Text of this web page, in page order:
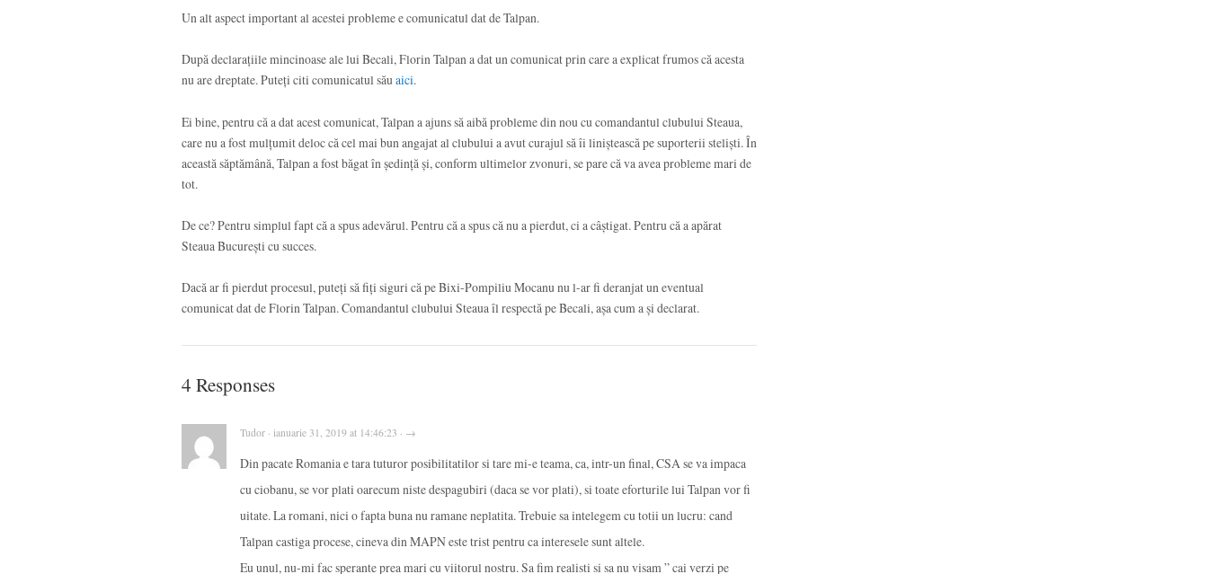
Un alt aspect important al acestei probleme e comunicatul dat de Talpan.
După declarațiile mincinoase ale lui Becali, Florin Talpan a dat un comunicat prin care a explicat frumos că acesta
nu are dreptate. Puteți citi comunicatul săuaici.
Ei bine, pentru că a dat acest comunicat, Talpan a ajuns să aibă probleme din nou cu comandantul clubului Steaua,
care nu a fost mulțumit deloc că cel mai bun angajat al clubului a avut curajul să îi liniștească pe suporterii steliști. În
această săptămână, Talpan a fost băgat în ședință și, conform ultimelor zvonuri, se pare că va avea probleme mari de
tot.
De ce? Pentru simplul fapt că a spus adevărul. Pentru că a spus că nu a pierdut, ci a câștigat. Pentru că a apărat
Steaua București cu succes.
Dacă ar fi pierdut procesul, puteți să fiți siguri că pe Bixi-Pompiliu Mocanu nu l-ar fi deranjat un eventual
comunicat dat de Florin Talpan. Comandantul clubului Steaua îl respectă pe Becali, așa cum a și declarat.
4 Responses
Tudor · ianuarie 31, 2019 at 14:46:23 · →
Din pacate Romania e tara tuturor posibilitatilor si tare mi-e teama, ca, intr-un final, CSA se va impaca
cu ciobanu, se vor plati oarecum niste despagubiri (daca se vor plati), si toate eforturile lui Talpan vor fi
uitate. La romani, nici o fapta buna nu ramane neplatita. Trebuie sa intelegem cu totii un lucru: cand
Talpan castiga procese, cineva din MAPN este trist pentru ca interesele sunt altele.
Eu unul, nu-mi fac sperante prea mari cu viitorul nostru. Sa fim realisti si sa nu visam ” cai verzi pe